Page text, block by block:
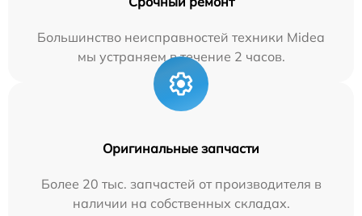
Большинство неисправностей техники Midea
мы устраняем в течение 2 часов.
Оригинальные запчасти
Более 20 тыс. запчастей от производителя в
наличии на собственных складах.